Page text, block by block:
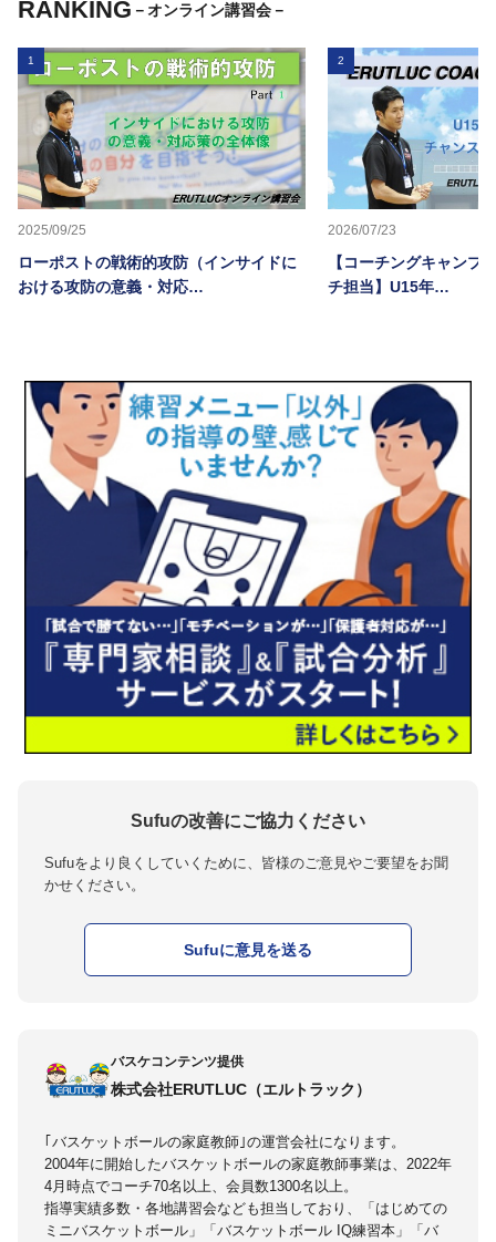
RANKING －オンライン講習会－
1
2025/09/25
ローポストの戦術的攻防（インサイドに
おける攻防の意義・対応…
2
2026/07/23
【コーチングキャンプ
チ担当】U15年…
Sufuの改善にご協力ください
Sufuをより良くしていくために、皆様のご意見やご要望をお聞
かせください。
Sufuに意見を送る
バスケコンテンツ提供
株式会社ERUTLUC（エルトラック）
｢バスケットボールの家庭教師｣の運営会社になります。
2004年に開始したバスケットボールの家庭教師事業は、2022年
4月時点でコーチ70名以上、会員数1300名以上。
指導実績多数・各地講習会なども担当しており、「はじめての
ミニバスケットボール」「バスケットボール IQ練習本」「バ